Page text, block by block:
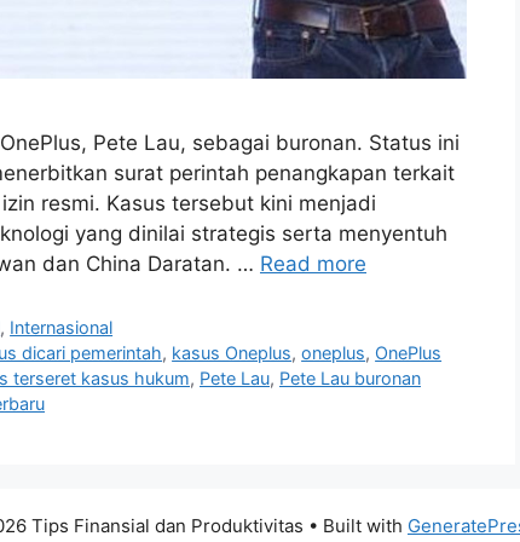
Pete Lau, sebagai buronan. Status ini
surat perintah penangkapan terkait
resmi. Kasus tersebut kini menjadi
yang dinilai strategis serta menyentuh
dan China Daratan. … Read more
, Internasional
dicari pemerintah, kasus Oneplus,oneplus, OnePlus
terseret kasus hukum, Pete Lau, Pete Lau buronan
Tips Finansial dan Produktivitas • Built with